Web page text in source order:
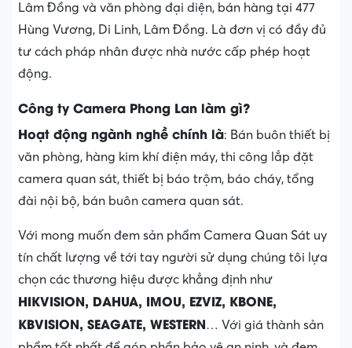
Lâm Đồng và văn phòng đại diện, bán hàng tại 477
Hùng Vương, Di Linh, Lâm Đồng. Là đơn vị có đầy đủ
tư cách pháp nhân được nhà nước cấp phép hoạt
động.
Công ty Camera Phong Lan làm gì?
Hoạt động ngành nghề chính là: Bán buôn thiết bị
văn phòng, hàng kim khí điện máy, thi công lắp đặt
camera quan sát, thiết bị báo trộm, báo cháy, tổng
đài nội bộ, bán buôn camera quan sát.
Với mong muốn đem sản phẩm Camera Quan Sát uy
tín chất lượng về tới tay người sử dụng chúng tôi lựa
chọn các thương hiệu được khẳng định như
HIKVISION, DAHUA, IMOU, EZVIZ, KBONE,
KBVISION, SEAGATE, WESTERN… Với giá thành sản